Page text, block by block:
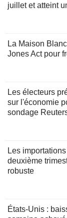
juillet et atteint
La Maison
Jones Act pour
Les électeurs
sur l'économie
sondage
Les
deuxième
robuste
États-Unis :